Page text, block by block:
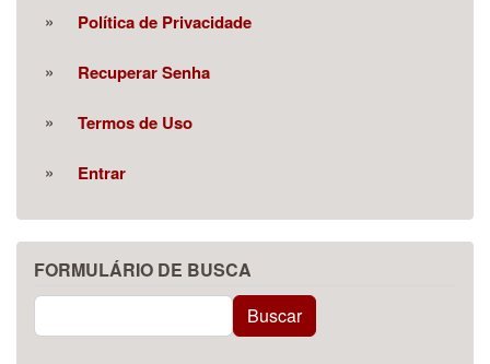
Política de Privacidade
Recuperar Senha
Termos de Uso
Entrar
FORMULÁRIO DE BUSCA
Buscar Buscar